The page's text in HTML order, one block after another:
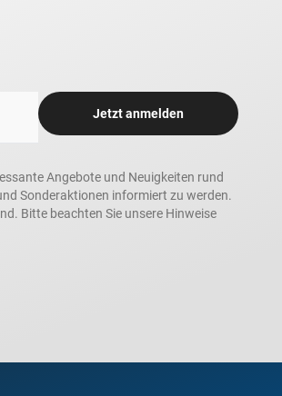
Jetzt anmelden
Angebote und Neuigkeiten rund
Sonderaktionen informiert zu werden.
Bitte beachten Sie unsere Hinweise